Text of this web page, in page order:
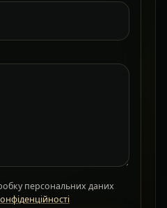
персональних даних